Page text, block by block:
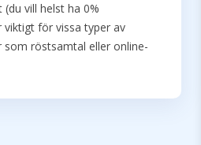
vill helst ha 0%
för vissa typer av
röstsamtal eller online-